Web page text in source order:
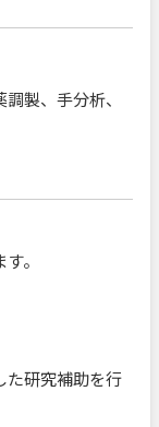
製、手分析、
。
た研究補助を行